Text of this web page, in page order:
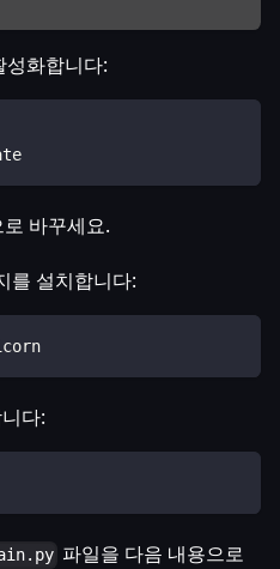
성화합니다:
바꾸세요.
를 설치합니다:
다:
파일을 다음 내용으로